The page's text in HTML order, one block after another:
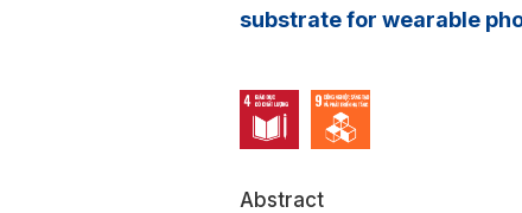
substrate for wearable
Abstract